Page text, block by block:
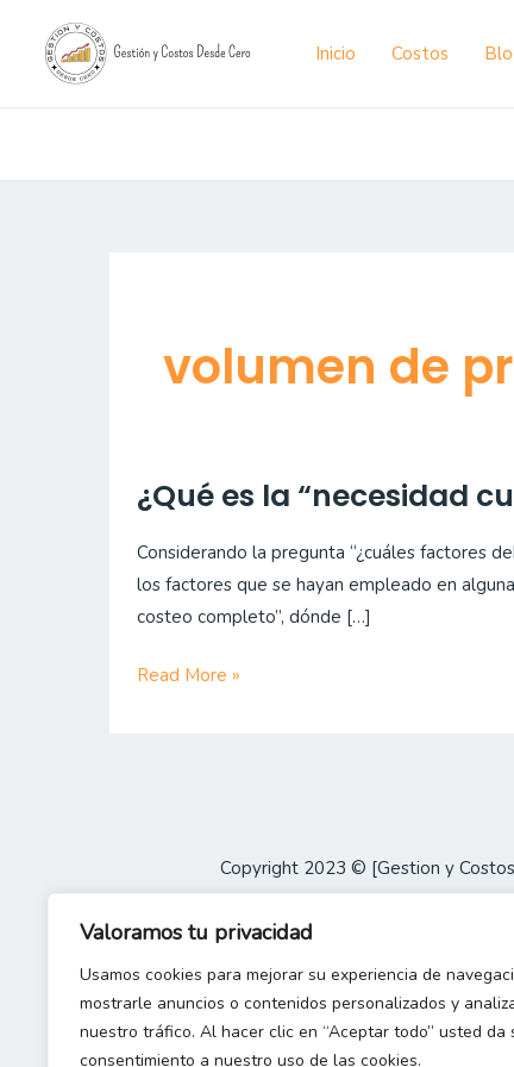
Valoramos tu privacidad
Usamos cookies para mejorar su experiencia de
mostrarle anuncios o contenidos personalizados y
nuestro tráfico. Al hacer clic en “Aceptar todo” usted da
consentimiento a nuestro uso de las cookies.
contenido
Inicio Costos
volumen de
¿Qué es la “necesidad
Considerando la pregunta “¿cuáles factores
los factores que se hayan empleado en
costeo completo”, dónde […]
es
“necesidad
cualitativa”
en
Read More »
Copyright 2023 © [Gestion y